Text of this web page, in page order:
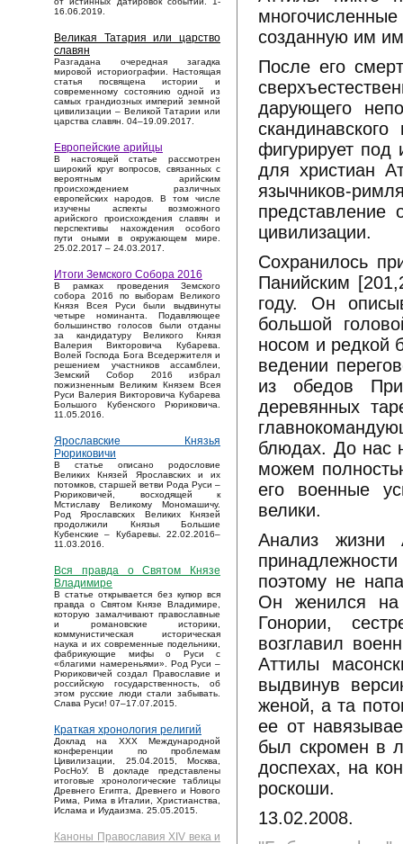
16.06.2019.
Великая Татария или царство
славян
Разгадана очередная загадка
мировой историографии. Настоящая
статья посвящена истории и
современному состоянию одной из
самых грандиозных империй земной
цивилизации – Великой Татарии или
царства славян. 04–19.09.2017.
Европейские арийцы
В настоящей статье рассмотрен
широкий круг вопросов, связанных с
вероятным арийским
происхождением различных
европейских народов. В том числе
изучены аспекты возможного
арийского происхождения славян и
перспективы нахождения особого
пути оными в окружающем мире.
25.02.2017 – 24.03.2017.
Итоги Земского Собора 2016
В рамках проведения Земского
собора 2016 по выборам Великого
Князя Всея Руси были выдвинуты
четыре номинанта. Подавляющее
большинство голосов были отданы
за кандидатуру Великого Князя
Валерия Викторовича Кубарева.
Волей Господа Бога Вседержителя и
решением участников ассамблеи,
Земский Собор 2016 избрал
пожизненным Великим Князем Всея
Руси Валерия Викторовича Кубарева
Большого Кубенского Рюриковича.
11.05.2016.
Ярославские Князья
Рюриковичи
В статье описано родословие
Великих Князей Ярославских и их
потомков, старшей ветви Рода Руси –
Рюриковичей, восходящей к
Мстиславу Великому Мономашичу.
Род Ярославских Великих Князей
продолжили Князья Большие
Кубенские – Кубаревы. 22.02.2016–
11.03.2016.
Вся правда о Святом Князе
Владимире
В статье открывается без купюр вся
правда о Святом Князе Владимире,
которую замалчивают православные
и романовские историки,
коммунистическая историческая
наука и их современные подельники,
фабрикующие мифы о Руси с
«благими намереньями». Род Руси –
Рюриковичей создал Православие и
российскую государственность, об
этом русские люди стали забывать.
Слава Руси! 07–17.07.2015.
Краткая хронология религий
Доклад на XXX Международной
конференции по проблемам
Цивилизации, 25.04.2015, Москва,
РосНоУ. В докладе представлены
итоговые хронологические таблицы
Древнего Египта, Древнего и Нового
Рима, Рима в Италии, Христианства,
Ислама и Иудаизма. 25.05.2015.
Каноны Православия XIV века и
созданную им
После его
дарующего
фигурирует
для христиан
язычников-
цивилизации.
Сохранилось
Панийским
году. Он
большой
носом и редкой
ведении
из обедов
деревянных
блюдах. До нас
можем
его военные
велики.
Анализ жизни
поэтому не
Он женился на
Гонории,
возглавил
Аттилы
выдвинув
женой, а та
ее от
был скромен в
доспехах, на
роскоши.
13.02.2008.